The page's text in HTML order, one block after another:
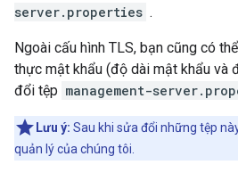
server.properties .
Ngoài cấu hình TLS, bạn cũng có
thực mật khẩu (độ dài mật khẩu và
đổi tệp management-
Lưu ý: Sau khi sửa đổi những tệp
quản lý của chúng tôi.